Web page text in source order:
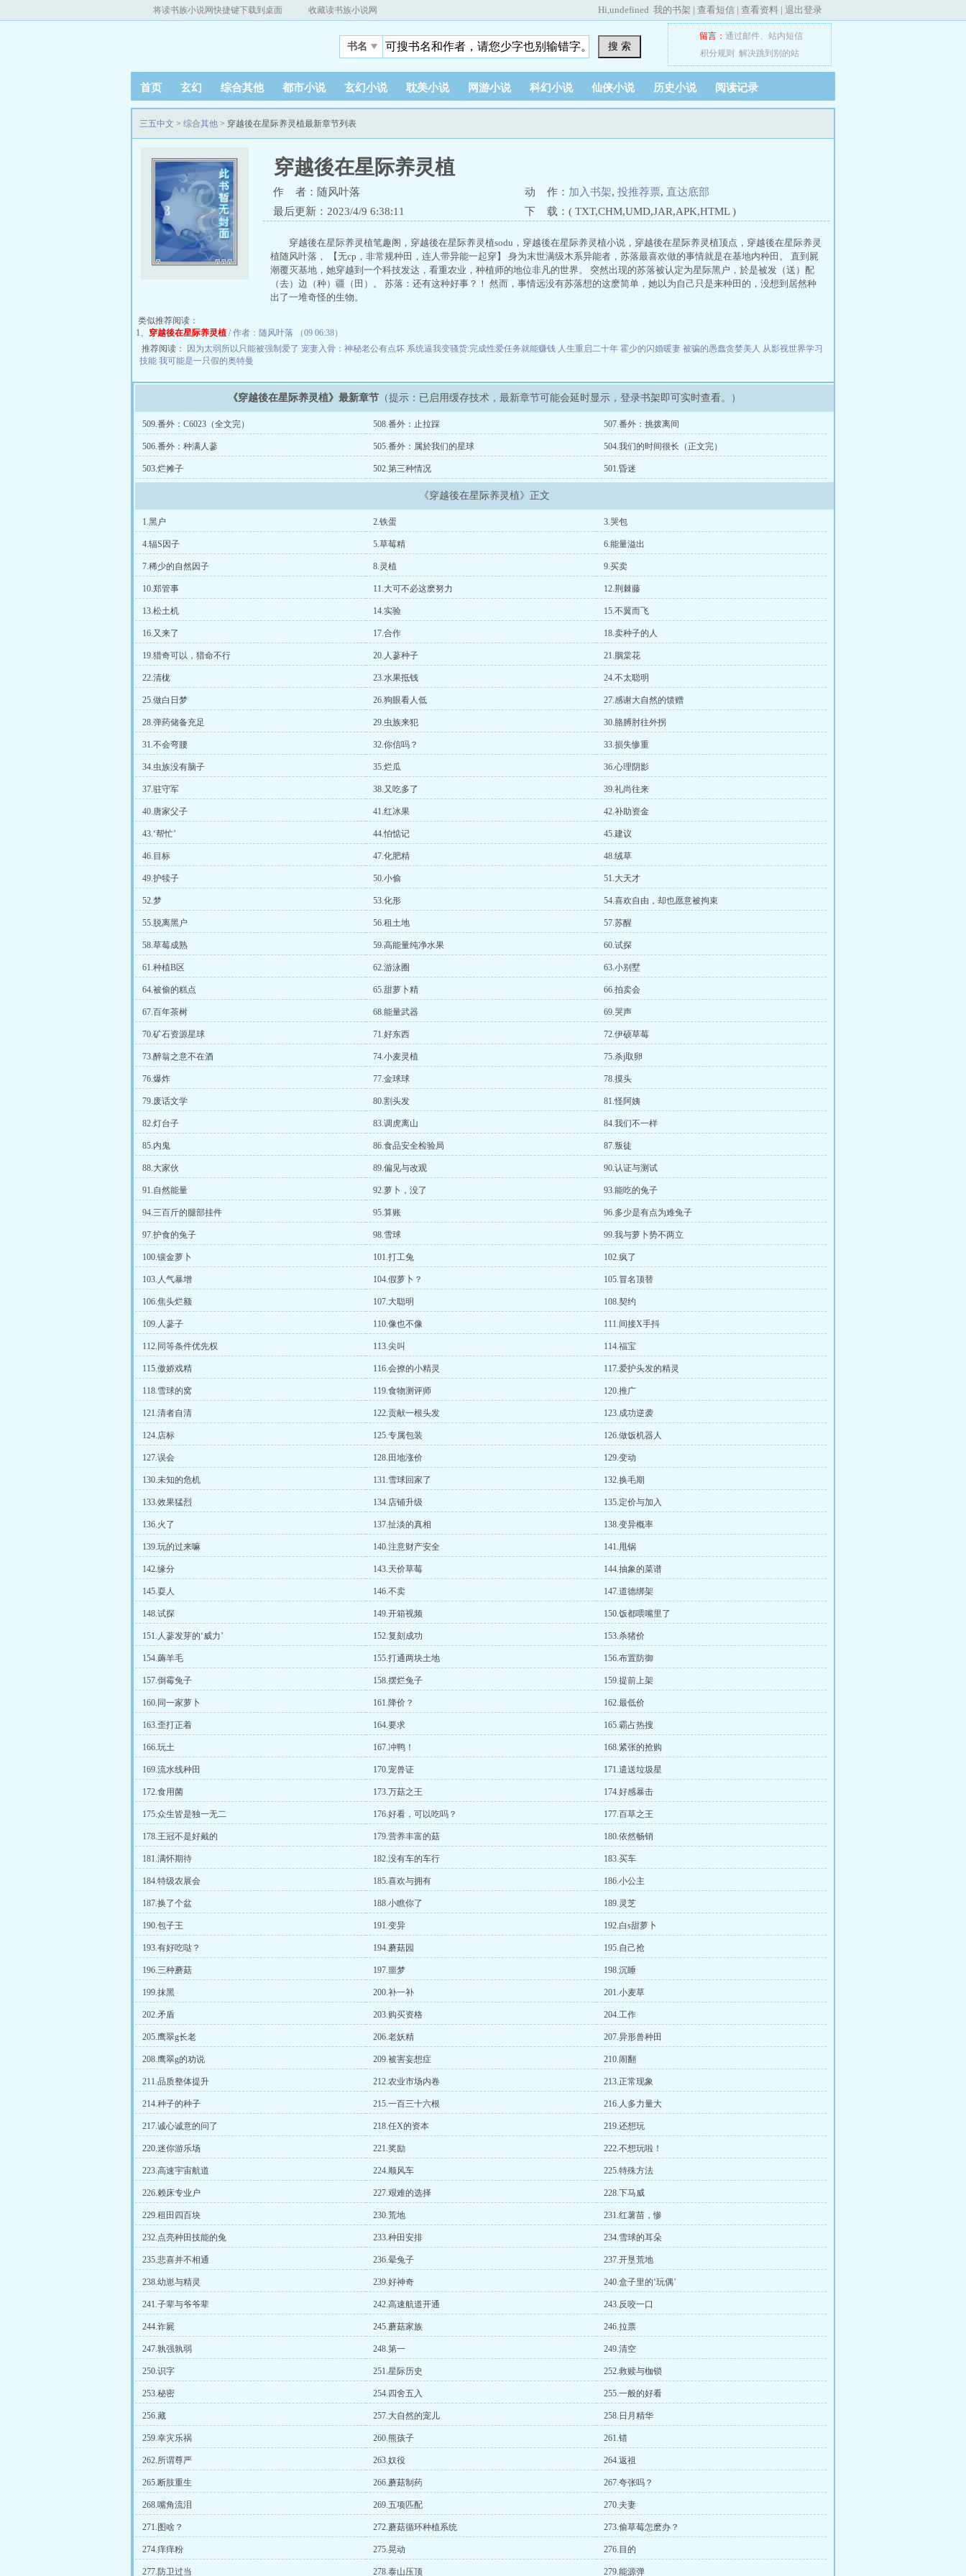
将读书族小说网快捷键下载到桌面 收藏读书族小说网 Hi,undefined 我的书架 | 查看短信 | 查看资料 | 退出登录
书名 搜 索
留言： 通过邮件、 站内短信
积分规则
解决跳到别的站
首页 玄幻 综合其他 都市小说 玄幻小说 耽美小说 网游小说 科幻小说 仙侠小说 历史小说 阅读记录
三五中文 > 综合其他 > 穿越後在星际养灵植最新章节列表
穿越後在星际养灵植
作 者：随风叶落 动 作： 加入书架, 投推荐票, 直达底部
最后更新：2023/4/9 6:38:11
下 载：( TXT,CHM,UMD,JAR,APK,HTML )
穿越後在星际养灵植笔趣阁，穿越後在星际养灵植sodu，穿越後在星际养灵植小说，穿越後在星际养灵植顶点，穿越後在星际养灵
植随风叶落， 【无cp，非常规种田，连人带异能一起穿】 身为末世满级木系异能者，苏落最喜欢做的事情就是在基地内种田。 直到屍
潮覆灭基地，她穿越到一个科技发达，看重农业，种植师的地位非凡的世界。 突然出现的苏落被认定为星际黑户，於是被发（送）配
（去）边（种）疆（田）。 苏落：还有这种好事？！ 然而，事情远没有苏落想的这麽简单，她以为自己只是来种田的，没想到居然种
出了一堆奇怪的生物。
类似推荐阅读：
1、 穿越後在星际养灵植 / 作者：随风叶落 （09 06:38）
推荐阅读：
因为太弱所以只能被强制爱了 宠妻入骨：神秘老公有点坏 系统逼我变骚货:完成性爱任务就能赚钱 人生重启二十年 霍少的闪婚暖妻 被骗的愚蠢贪婪美人 从影视世界学习
技能 我可能是一只假的奥特曼
《穿越後在星际养灵植》最新章节 （提示：已启用缓存技术，最新章节可能会延时显示，登录书架即可实时查看。）
509.番外：C6023（全文完） 508.番外：止拉踩 507.番外：挑拨离间
506.番外：种满人蔘 505.番外：属於我们的星球 504.我们的时间很长（正文完）
503.烂摊子 502.第三种情况 501.昏迷
《穿越後在星际养灵植》正文
1.黑户 2.铁蛋 3.哭包
4.辐S因子 5.草莓精 6.能量溢出
7.稀少的自然因子 8.灵植 9.买卖
10.郑管事 11.大可不必这麽努力 12.荆棘藤
13.松土机 14.实验 15.不翼而飞
16.又来了 17.合作 18.卖种子的人
19.猎奇可以，猎命不行 20.人蔘种子 21.胭棠花
22.清栊 23.水果抵钱 24.不太聪明
25.做白日梦 26.狗眼看人低 27.感谢大自然的馈赠
28.弹药储备充足 29.虫族来犯 30.胳膊肘往外拐
31.不会弯腰 32.你信吗？ 33.损失惨重
34.虫族没有脑子 35.烂瓜 36.心理阴影
37.驻守军 38.又吃多了 39.礼尚往来
40.唐家父子 41.红冰果 42.补助资金
43.‘帮忙’ 44.怕惦记 45.建议
46.目标 47.化肥精 48.绒草
49.护犊子 50.小偷 51.大天才
52.梦 53.化形 54.喜欢自由，却也愿意被拘束
55.脱离黑户 56.租土地 57.苏醒
58.草莓成熟 59.高能量纯净水果 60.试探
61.种植B区 62.游泳圈 63.小别墅
64.被偷的糕点 65.甜萝卜精 66.拍卖会
67.百年茶树 68.能量武器 69.哭声
70.矿石资源星球 71.好东西 72.伊硕草莓
73.醉翁之意不在酒 74.小麦灵植 75.杀j取卵
76.爆炸 77.金球球 78.摸头
79.废话文学 80.割头发 81.怪阿姨
82.灯台子 83.调虎离山 84.我们不一样
85.内鬼 86.食品安全检验局 87.叛徒
88.大家伙 89.偏见与改观 90.认证与测试
91.自然能量 92.萝卜，没了 93.能吃的兔子
94.三百斤的腿部挂件 95.算账 96.多少是有点为难兔子
97.护食的兔子 98.雪球 99.我与萝卜势不两立
100.镶金萝卜 101.打工兔 102.疯了
103.人气暴增 104.假萝卜？ 105.冒名顶替
106.焦头烂额 107.大聪明 108.契约
109.人蔘子 110.像也不像 111.间接X手抖
112.同等条件优先权 113.尖叫 114.福宝
115.傲娇戏精 116.会撩的小精灵 117.爱护头发的精灵
118.雪球的窝 119.食物测评师 120.推广
121.清者自清 122.贡献一根头发 123.成功逆袭
124.店标 125.专属包装 126.做饭机器人
127.误会 128.田地涨价 129.变动
130.未知的危机 131.雪球回家了 132.换毛期
133.效果猛烈 134.店铺升级 135.定价与加入
136.火了 137.扯淡的真相 138.变异概率
139.玩的过来嘛 140.注意财产安全 141.甩锅
142.缘分 143.天价草莓 144.抽象的菜谱
145.耍人 146.不卖 147.道德绑架
148.试探 149.开箱视频 150.饭都喂嘴里了
151.人蔘发芽的‘威力’ 152.复刻成功 153.杀猪价
154.薅羊毛 155.打通两块土地 156.布置防御
157.倒霉兔子 158.摆烂兔子 159.提前上架
160.同一家萝卜 161.降价？ 162.最低价
163.歪打正着 164.要求 165.霸占热搜
166.玩土 167.冲鸭！ 168.紧张的抢购
169.流水线种田 170.宠兽证 171.遣送垃圾星
172.食用菌 173.万菇之王 174.好感暴击
175.众生皆是独一无二 176.好看，可以吃吗？ 177.百草之王
178.王冠不是好戴的 179.营养丰富的菇 180.依然畅销
181.满怀期待 182.没有车的车行 183.买车
184.特级农展会 185.喜欢与拥有 186.小公主
187.换了个盆 188.小瞧你了 189.灵芝
190.包子王 191.变异 192.白s甜萝卜
193.有好吃哒？ 194.蘑菇园 195.自己抢
196.三种蘑菇 197.噩梦 198.沉睡
199.抹黑 200.补一补 201.小麦草
202.矛盾 203.购买资格 204.工作
205.鹰翠g长老 206.老妖精 207.异形兽种田
208.鹰翠g的劝说 209.被害妄想症 210.闹翻
211.品质整体提升 212.农业市场内卷 213.正常现象
214.种子的种子 215.一百三十六根 216.人多力量大
217.诚心诚意的问了 218.任X的资本 219.还想玩
220.迷你游乐场 221.奖励 222.不想玩啦！
223.高速宇宙航道 224.顺风车 225.特殊方法
226.赖床专业户 227.艰难的选择 228.下马威
229.租田四百块 230.荒地 231.红薯苗，惨
232.点亮种田技能的兔 233.种田安排 234.雪球的耳朵
235.悲喜并不相通 236.晕兔子 237.开垦荒地
238.幼崽与精灵 239.好神奇 240.盒子里的‘玩偶’
241.子辈与爷爷辈 242.高速航道开通 243.反咬一口
244.诈屍 245.蘑菇家族 246.拉票
247.孰强孰弱 248.第一 249.清空
250.识字 251.星际历史 252.救赎与枷锁
253.秘密 254.四舍五入 255.一般的好看
256.藏 257.大自然的宠儿 258.日月精华
259.幸灾乐祸 260.熊孩子 261.错
262.所谓尊严 263.奴役 264.返祖
265.断肢重生 266.蘑菇制药 267.夸张吗？
268.嘴角流泪 269.五项匹配 270.夫妻
271.图啥？ 272.蘑菇循环种植系统 273.偷草莓怎麽办？
274.痒痒粉 275.晃动 276.目的
277.防卫过当 278.泰山压顶 279.能源弹